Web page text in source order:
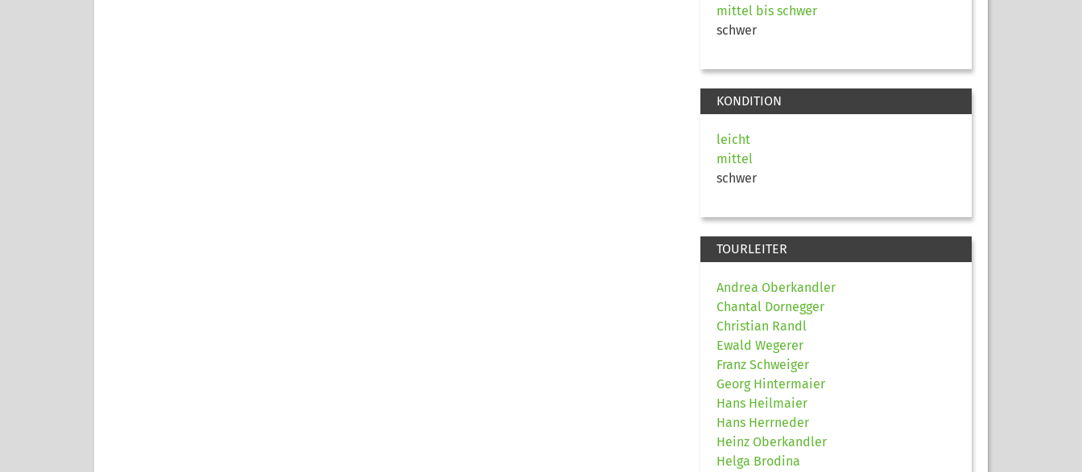
mittel bis schwer
schwer
KONDITION
leicht
mittel
schwer
TOURLEITER
Andrea Oberkandler
Chantal Dornegger
Christian Randl
Ewald Wegerer
Franz Schweiger
Georg Hintermaier
Hans Heilmaier
Hans Herrneder
Heinz Oberkandler
Helga Brodina